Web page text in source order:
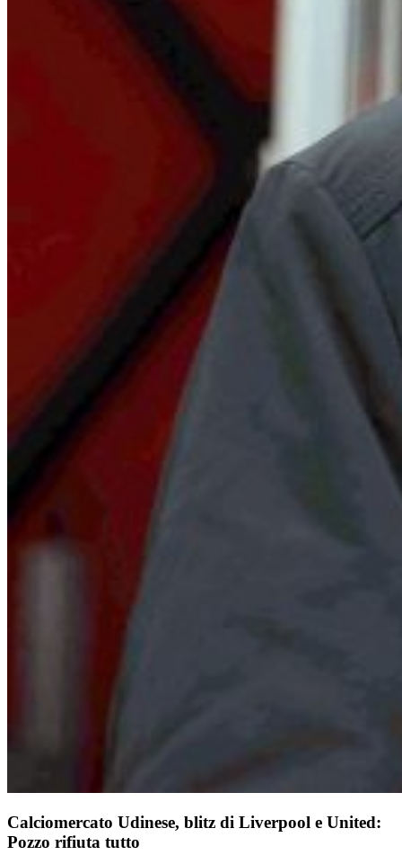
Calciomercato Udinese, blitz di Liverpool e United:
Pozzo rifiuta tutto